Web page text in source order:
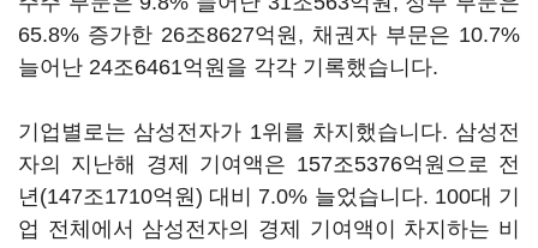
65.8% 증가한 26조8627억원 , 채권자 부문은 10.7%
늘어난 24조6461억원을 각각 기록했습니다.
기업별로는 삼성전자가 1위를 차지했습니다. 삼성전
자의 지난해 경제 기여액은 157조5376억원으로 전
년(147조1710억원) 대비 7.0% 늘었습니다. 100대 기
업 전체에서 삼성전자의 경제 기여액이 차지하는 비